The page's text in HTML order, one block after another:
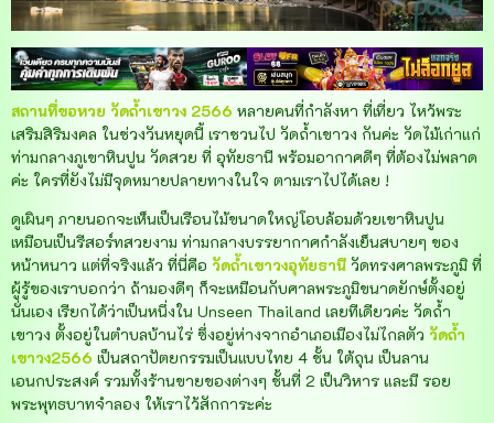
สถานที่ขอหวย วัดถ้ำเขาวง 2566 หลายคนที่กำลังหา ที่เที่ยว ไหว้พระ
เสริมสิริมงคล ในช่วงวันหยุดนี้ เราชวนไป วัดถ้ำเขาวง กันค่ะ วัดไม้เก่าแก่
ท่ามกลางภูเขาหินปูน วัดสวย ที่ อุทัยธานี พร้อมอากาศดีๆ ที่ต้องไม่พลาด
ค่ะ ใครที่ยังไม่มีจุดหมายปลายทางในใจ ตามเราไปได้เลย !
ดูเผินๆ ภายนอกจะเห็นเป็นเรือนไม้ขนาดใหญ่โอบล้อมด้วยเขาหินปูน
เหมือนเป็นรีสอร์ทสวยงาม ท่ามกลางบรรยากาศกำลังเย็นสบายๆ ของ
หน้าหนาว แต่ที่จริงแล้ว ที่นี่คือ วัดถ้ำเขาวงอุทัยธานี วัดทรงศาลพระภูมิ ที่
ผู้รู้ของเราบอกว่า ถ้ามองดีๆ ก็จะเหมือนกับศาลพระภูมิขนาดยักษ์ตั้งอยู่
นั่นเอง เรียกได้ว่าเป็นหนึ่งใน Unseen Thailand เลยทีเดียวค่ะ วัดถ้ำ
เขาวง ตั้งอยู่ในตำบลบ้านไร่ ซึ่งอยู่ห่างจากอำเภอเมืองไม่ไกลตัว วัดถ้ำ
เขาวง2566 เป็นสถาปัตยกรรมเป็นแบบไทย 4 ชั้น ใต้ถุน เป็นลาน
เอนกประสงค์ รวมทั้งร้านขายของต่างๆ ชั้นที่ 2 เป็นวิหาร และมี รอย
พระพุทธบาทจำลอง ให้เราไว้สักการะค่ะ